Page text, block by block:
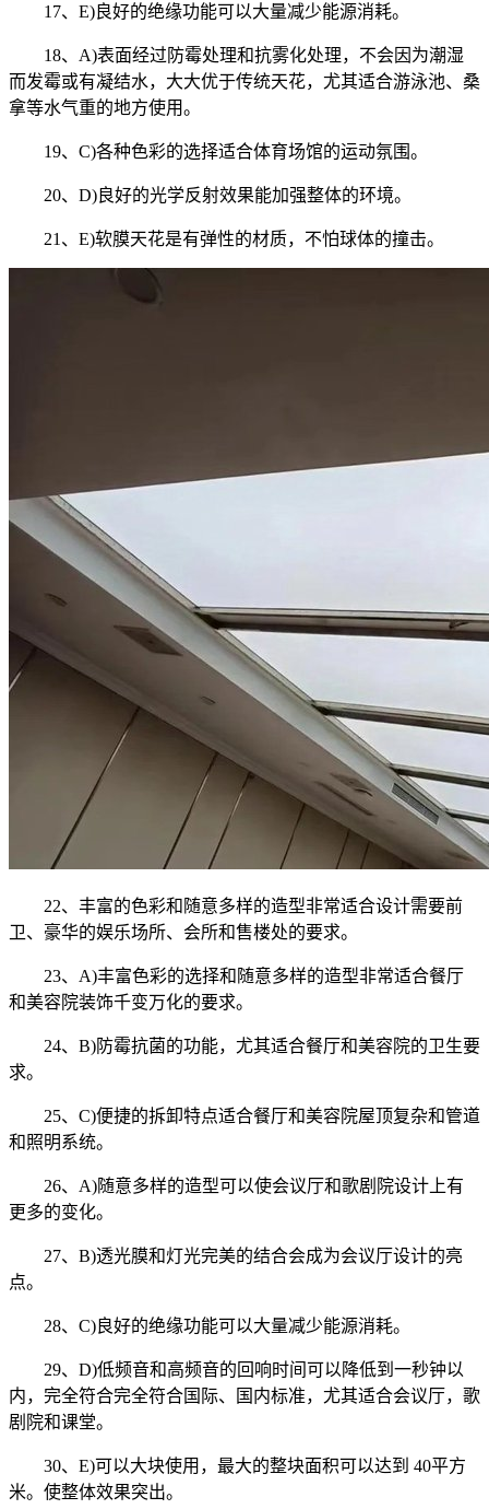
17、E)良好的绝缘功能可以大量减少能源消耗。
18、A)表面经过防霉处理和抗雾化处理，不会因为潮湿
而发霉或有凝结水，大大优于传统天花，尤其适合游泳池、桑
拿等水气重的地方使用。
19、C)各种色彩的选择适合体育场馆的运动氛围。
20、D)良好的光学反射效果能加强整体的环境。
21、E)软膜天花是有弹性的材质，不怕球体的撞击。
22、丰富的色彩和随意多样的造型非常适合设计需要前
卫、豪华的娱乐场所、会所和售楼处的要求。
23、A)丰富色彩的选择和随意多样的造型非常适合餐厅
和美容院装饰千变万化的要求。
24、B)防霉抗菌的功能，尤其适合餐厅和美容院的卫生要
求。
25、C)便捷的拆卸特点适合餐厅和美容院屋顶复杂和管道
和照明系统。
26、A)随意多样的造型可以使会议厅和歌剧院设计上有
更多的变化。
27、B)透光膜和灯光完美的结合会成为会议厅设计的亮
点。
28、C)良好的绝缘功能可以大量减少能源消耗。
29、D)低频音和高频音的回响时间可以降低到一秒钟以
内，完全符合完全符合国际、国内标准，尤其适合会议厅，歌
剧院和课堂。
30、E)可以大块使用，最大的整块面积可以达到 40平方
米。使整体效果突出。